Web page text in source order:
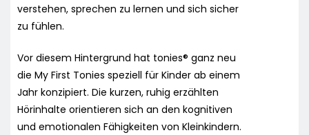
verstehen, sprechen zu lernen und sich sicher
zu fühlen.
Vor diesem Hintergrund hat tonies® ganz neu
die My First Tonies speziell für Kinder ab einem
Jahr konzipiert. Die kurzen, ruhig erzählten
Hörinhalte orientieren sich an den kognitiven
und emotionalen Fähigkeiten von Kleinkindern.